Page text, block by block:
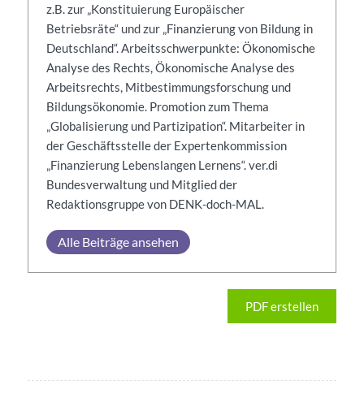
z.B. zur „Konstituierung Europäischer
Betriebsräte“ und zur „Finanzierung von Bildung in
Deutschland“. Arbeitsschwerpunkte: Ökonomische
Analyse des Rechts, Ökonomische Analyse des
Arbeitsrechts, Mitbestimmungsforschung und
Bildungsökonomie. Promotion zum Thema
„Globalisierung und Partizipation“. Mitarbeiter in
der Geschäftsstelle der Expertenkommission
„Finanzierung Lebenslangen Lernens“. ver.di
Bundesverwaltung und Mitglied der
Redaktionsgruppe von DENK-doch-MAL.
Alle Beiträge ansehen
PDF erstellen